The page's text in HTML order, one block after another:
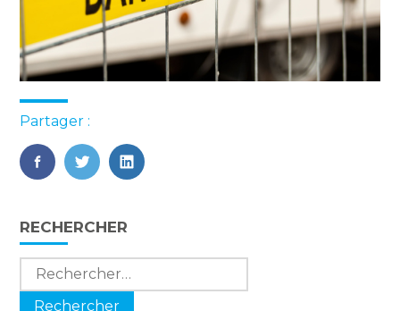
Partager :
FaceBook
TwitterLinkedIn
Blog
sidebar
RECHERCHER
Rechercher :